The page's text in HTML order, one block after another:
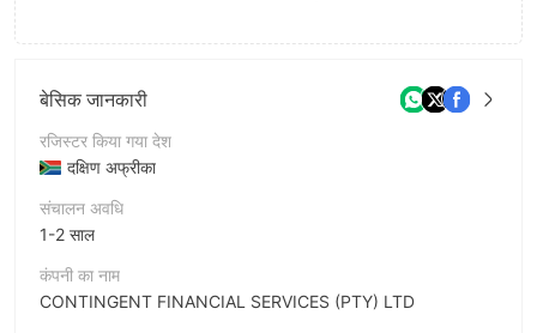
बेसिक जानकारी
रजिस्टर किया गया देश
दक्षिण अफ्रीका
संचालन अवधि
1-2 साल
कंपनी का नाम
CONTINGENT FINANCIAL SERVICES (PTY) LTD